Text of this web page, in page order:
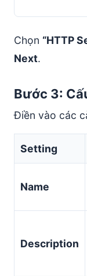
Chọn “HTTP
Next.
Bước 3:
Điền vào các
Setting
Name
Description